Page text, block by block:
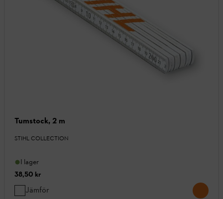
Tumstock, 2 m
STIHL COLLECTION
I lager
38,50 kr
Jämför